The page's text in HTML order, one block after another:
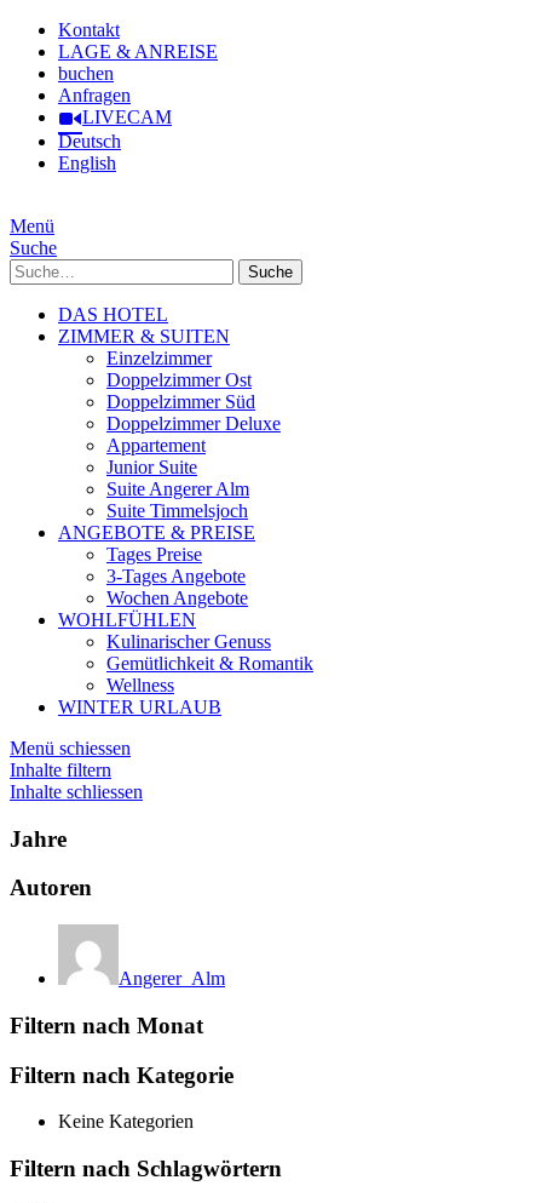
Kontakt
LAGE & ANREISE
buchen
Anfragen
LIVECAM
Deutsch
English
Menü
Suche
Suche
DAS HOTEL
ZIMMER & SUITEN
Einzelzimmer
Doppelzimmer Ost
Doppelzimmer Süd
Doppelzimmer Deluxe
Appartement
Junior Suite
Suite Angerer Alm
Suite Timmelsjoch
ANGEBOTE & PREISE
Tages Preise
3-Tages Angebote
Wochen Angebote
WOHLFÜHLEN
Kulinarischer Genuss
Gemütlichkeit & Romantik
Wellness
WINTER URLAUB
Menü schiessen
Inhalte filtern
Inhalte schliessen
Jahre
Autoren
Angerer_Alm
Filtern nach Monat
Filtern nach Kategorie
Keine Kategorien
Filtern nach Schlagwörtern